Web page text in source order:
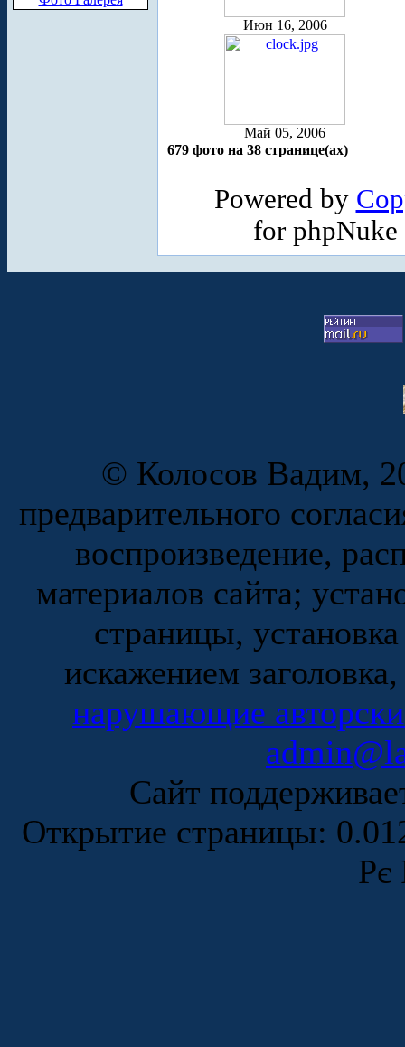
Июн 16, 2006
Май 05, 2006
679 фото на 38 странице(ах)
Powered by
for
© Колосов Вадим,
предварительного
воспроизведение,
материалов сайта;
страницы,
искажением
нарушающие
Сайт
Открытие страницы:
Рє